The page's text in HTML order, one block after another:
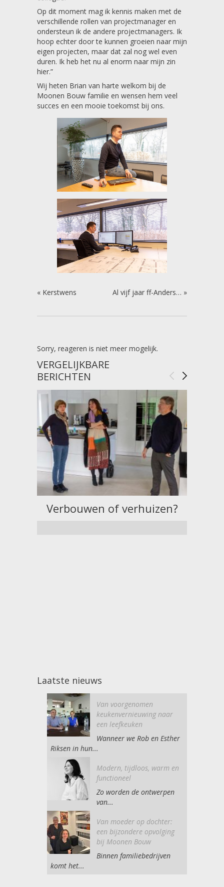
Op dit moment mag ik kennis maken met de
verschillende rollen van projectmanager en
ondersteun ik de andere projectmanagers. Ik
hoop echter door te kunnen groeien naar mijn
eigen projecten, maar dat zal nog wel even
duren. Ik heb het nu al enorm naar mijn zin
hier.”
Wij heten Brian van harte welkom bij de
Moonen Bouw familie en wensen hem veel
succes en een mooie toekomst bij ons.
« Kerstwens Al vijf jaar ff-Anders… »
Sorry, reageren is niet meer mogelijk.
VERGELIJKBARE
BERICHTEN
Verbouwen of verhuizen?
Laatste nieuws
Van voorgenomen
keukenvernieuwing naar
een leefkeuken
Wanneer we Rob en Esther
Riksen in hun...
Modern, tijdloos, warm en
functioneel
Zo worden de ontwerpen
van...
Van moeder op dochter:
een bijzondere opvolging
bij Moonen Bouw
Binnen familiebedrijven
komt het...